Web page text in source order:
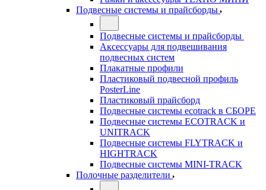
Подвесные системы и прайсборды
Подвесные системы и прайсборды
Аксессуары для подвешивания
подвесных систем
Плакатные профили
Пластиковый подвесной профиль
PosterLine
Пластиковый прайсборд
Подвесные системы ecotrack в СБОРЕ
Подвесные системы ECOTRACK и
UNITRACK
Подвесные системы FLYTRACK и
HIGHTRACK
Подвесные системы MINI-TRACK
Полочные разделители